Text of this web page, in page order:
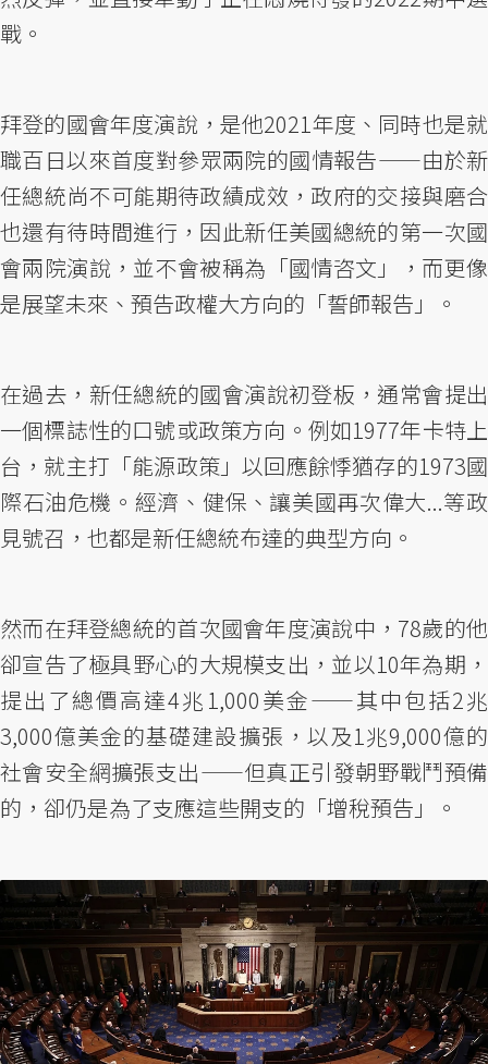
戰。
拜登的國會年度演說，是他2021年度、同時也是就
職百日以來首度對參眾兩院的國情報告——由於新
任總統尚不可能期待政績成效，政府的交接與磨合
也還有待時間進行，因此新任美國總統的第一次國
會兩院演說，並不會被稱為「國情咨文」，而更像
是展望未來、預告政權大方向的「誓師報告」。
在過去，新任總統的國會演說初登板，通常會提出
一個標誌性的口號或政策方向。例如1977年卡特上
台，就主打「能源政策」以回應餘悸猶存的1973國
際石油危機。經濟、健保、讓美國再次偉大...等政
見號召，也都是新任總統布達的典型方向。
然而在拜登總統的首次國會年度演說中，78歲的他
卻宣告了極具野心的大規模支出，並以10年為期，
提出了總價高達4兆1,000美金——其中包括2兆
3,000億美金的基礎建設擴張，以及1兆9,000億的
社會安全網擴張支出——但真正引發朝野戰鬥預備
的，卻仍是為了支應這些開支的「增稅預告」。